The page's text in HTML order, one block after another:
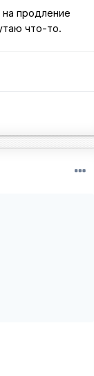
продление
что-то.